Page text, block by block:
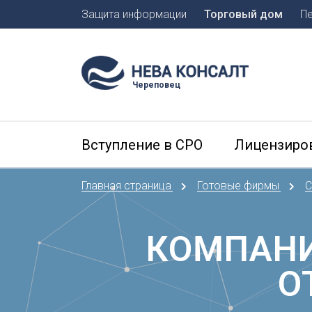
В
Защита информации Торговый дом
Череповец
Вступление в СРО
Главная страница Готовые фирмы